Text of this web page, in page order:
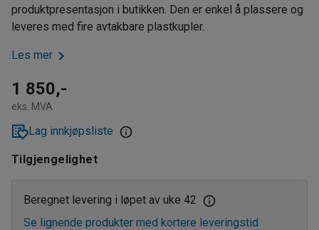
produktpresentasjon i butikken. Den er enkel å plassere og
leveres med fire avtakbare plastkupler.
Les mer
1 850,-
eks. MVA
Lag innkjøpsliste
Tilgjengelighet
Beregnet levering i løpet av uke 42
Se lignende produkter med kortere leveringstid